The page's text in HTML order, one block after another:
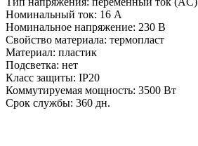
Номинальный ток: 16 А
Номинальное напряжение: 230 В
Свойство материала: термопласт
Материал: пластик
Подсветка: нет
Класс защиты: IP20
Коммутируемая мощность: 3500 Вт
Срок службы: 360 дн.